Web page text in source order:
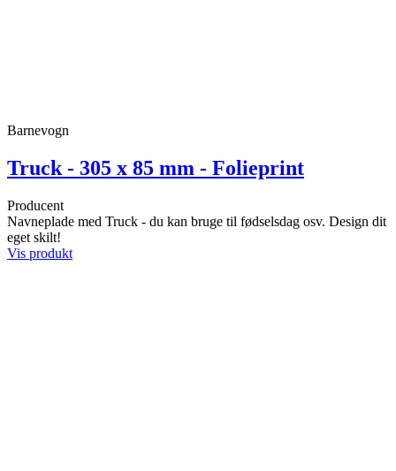
Barnevogn
Truck - 305 x 85 mm - Folieprint
Producent
Navneplade med Truck - du kan bruge til fødselsdag osv. Design dit
eget skilt!
Vis produkt